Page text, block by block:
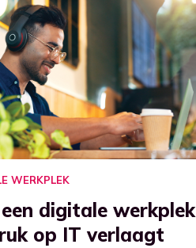
WERKPLEK
digitale werkplek
op IT verlaagt